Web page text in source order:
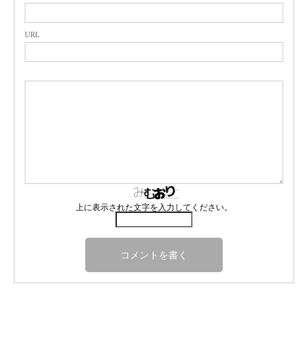
URL
上に表示された文字を入力してください。